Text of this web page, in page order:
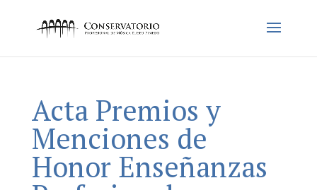
Acta Premios y
Menciones de
Honor Enseñanzas